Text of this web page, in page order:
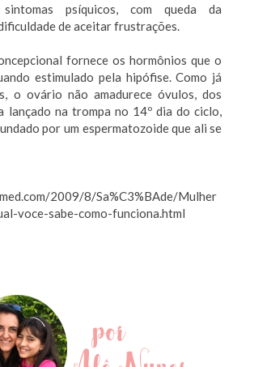
psíquicos, com queda da
de aceitar frustrações.
fornece os hormônios que o
estimulado pela hipófise. Como já
o ovário não amadurece óvulos, dos
lançado na trompa no 14º dia do ciclo,
por um espermatozoide que ali se
2009/8/Sa%C3%BAde/Mulher
voce-sabe-como-funciona.html